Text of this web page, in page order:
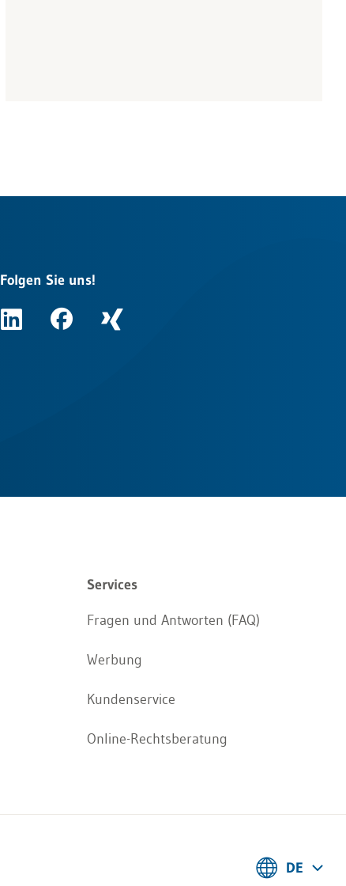
Folgen Sie uns!
Services
Fragen und Antworten (FAQ)
Werbung
Kundenservice
Online-Rechtsberatung
DE